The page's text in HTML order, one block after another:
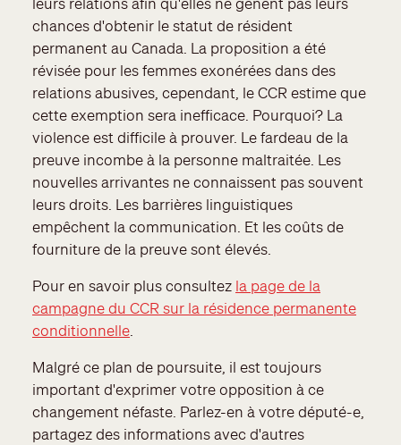
chances d'obtenir le statut de résident
permanent au Canada. La proposition a été
révisée pour les femmes exonérées dans des
relations abusives, cependant, le CCR estime que
cette exemption sera inefficace. Pourquoi? La
violence est difficile à prouver. Le fardeau de la
preuve incombe à la personne maltraitée. Les
nouvelles arrivantes ne connaissent pas souvent
leurs droits. Les barrières linguistiques
empêchent la communication. Et les coûts de
fourniture de la preuve sont élevés.
Pour en savoir plus consultez la page de la
campagne du CCR sur la résidence permanente
conditionnelle.
Malgré ce plan de poursuite, il est toujours
important d'exprimer votre opposition à ce
changement néfaste. Parlez-en à votre député-e,
partagez des informations avec d'autres